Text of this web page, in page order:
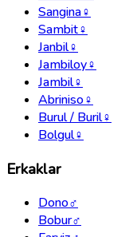
Sangina♀
Sambit♀
Janbil♀
Jambiloy♀
Jambil♀
Abriniso♀
Burul / Buril♀
Bolgul♀
Erkaklar
Dono♂
Bobur♂